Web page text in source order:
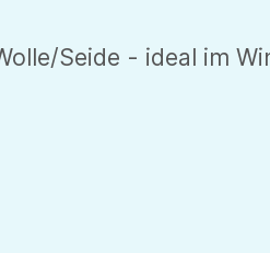
Seide - ideal im